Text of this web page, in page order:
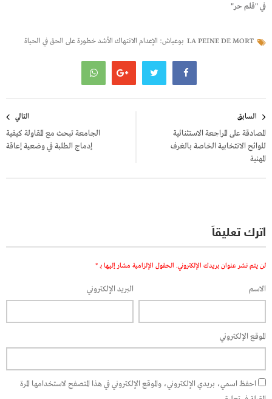
في "قلم حر"
LA PEINE DE MORT بوعياش: الإعدام الانتهاك الأشد خطورة على الحق في الحياة
المقالات
السابق
المصادقة على المراجعة الاستثنائية
للوائح الانتخابية الخاصة بالغرف
المهنية
التالي
الجامعة تبحث مع المقاولة كيفية
إدماج الطلبة في وضعية إعاقة
اترك تعليقاً
لن يتم نشر عنوان بريدك الإلكتروني. الحقول الإلزامية مشار إليها بـ *
الاسم البريد الإلكتروني
الموقع الإلكتروني
احفظ اسمي، بريدي الإلكتروني، والموقع الإلكتروني في هذا المتصفح لاستخدامها المرة